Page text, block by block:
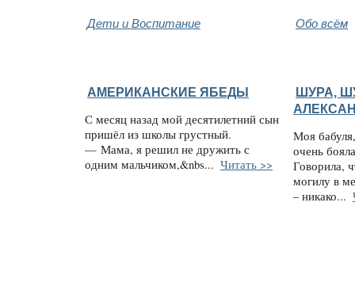
Дети и Воспитание Обо всём
АМЕРИКАНСКИЕ ЯБЕДЫ
С месяц назад мой десятилетний сын
пришёл из школы грустный.
— Мама, я решил не дружить с
одним мальчиком,&nbs... Читать >>
ШУРА,
Моя
очень
Говорила,
могилу в
– никако...